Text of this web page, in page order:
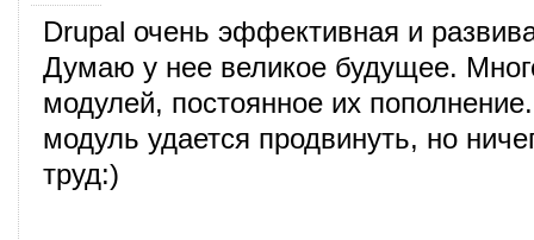
Drupal очень эффективная и
Думаю у нее великое будущее.
модулей, постоянное их
модуль удается продвинуть, но
труд:)